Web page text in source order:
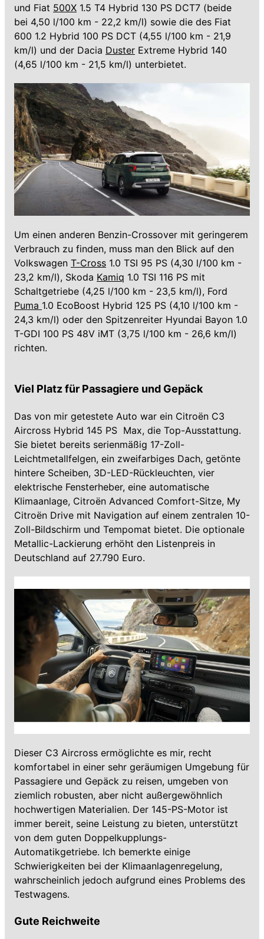
und Fiat 500X 1.5 T4 Hybrid 130 PS DCT7 (beide
bei 4,50 l/100 km - 22,2 km/l) sowie die des Fiat
600 1.2 Hybrid 100 PS DCT (4,55 l/100 km - 21,9
km/l) und der Dacia Duster Extreme Hybrid 140
(4,65 l/100 km - 21,5 km/l) unterbietet.
Um einen anderen Benzin-Crossover mit geringerem
Verbrauch zu finden, muss man den Blick auf den
Volkswagen T-Cross 1.0 TSI 95 PS (4,30 l/100 km -
23,2 km/l), Skoda Kamiq 1.0 TSI 116 PS mit
Schaltgetriebe (4,25 l/100 km - 23,5 km/l), Ford
Puma 1.0 EcoBoost Hybrid 125 PS (4,10 l/100 km -
24,3 km/l) oder den Spitzenreiter Hyundai Bayon 1.0
T-GDI 100 PS 48V iMT (3,75 l/100 km - 26,6 km/l)
richten.
Viel Platz für Passagiere und Gepäck
Das von mir getestete Auto war ein Citroën C3
Aircross Hybrid 145 PS Max, die Top-Ausstattung.
Sie bietet bereits serienmäßig 17-Zoll-
Leichtmetallfelgen, ein zweifarbiges Dach, getönte
hintere Scheiben, 3D-LED-Rückleuchten, vier
elektrische Fensterheber, eine automatische
Klimaanlage, Citroën Advanced Comfort-Sitze, My
Citroën Drive mit Navigation auf einem zentralen 10-
Zoll-Bildschirm und Tempomat bietet. Die optionale
Metallic-Lackierung erhöht den Listenpreis in
Deutschland auf 27.790 Euro.
Dieser C3 Aircross ermöglichte es mir, recht
komfortabel in einer sehr geräumigen Umgebung für
Passagiere und Gepäck zu reisen, umgeben von
ziemlich robusten, aber nicht außergewöhnlich
hochwertigen Materialien. Der 145-PS-Motor ist
immer bereit, seine Leistung zu bieten, unterstützt
von dem guten Doppelkupplungs-
Automatikgetriebe. Ich bemerkte einige
Schwierigkeiten bei der Klimaanlagenregelung,
wahrscheinlich jedoch aufgrund eines Problems des
Testwagens.
Gute Reichweite